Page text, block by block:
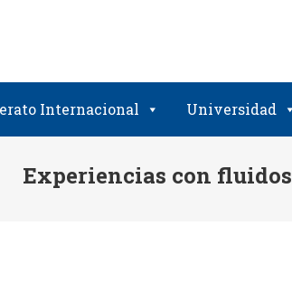
Internacional Universidad
Experiencias con fluidos